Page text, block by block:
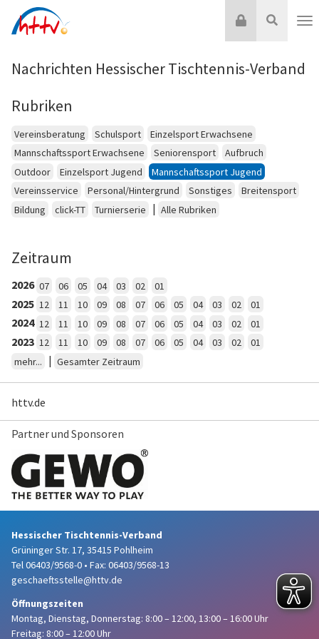
Inhalt
Suche
Login
Nachrichten Hessischer Tischtennis-Verband
Rubriken
Vereinsberatung Schulsport
Einzelsport Erwachsene
Mannschaftssport Erwachsene
Seniorensport
Aufbruch
Outdoor
Einzelsport Jugend
Mannschaftssport Jugend
Vereinsservice
Personal/Hintergrund Sonstiges
Breitensport
Bildung
click-TT Turnierserie | Alle Rubriken
Zeitraum
2026 07 06 05 04 03 02 01
2025 12 11 10 09 08 07 06 05 04 03 02 01
2024 12 11 10 09 08 07 06 05 04 03 02 01
2023 12 11 10 09 08 07 06 05 04 03 02
01
mehr...
| Gesamter Zeitraum
httv.de
Partner und Sponsoren
Hessischer Tischtennis-Verband
Grüninger Str. 17, 35415 Pohlheim
Tel 06403/9568-0 • Fax: 06403/9568-13
geschaeftsstelle@httv.de
Öffnungszeiten
Montag, Dienstag, Donnerstag: 8:00 – 12:00, 13:00 – 16:00 Uhr
Freitag: 8:00 – 12:00 Uhr